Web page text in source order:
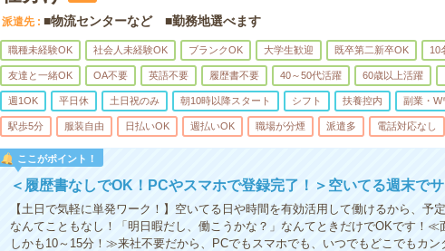
派遣先 ■物流センターなど ■勤務地選べます
職種未経験OK 社会人未経験OK ブランクOK 大学生歓迎 既卒第二新卒OK 10
友達と一緒OK OA不要 英語不要 履歴書不要 40～50代活躍 60歳以上活躍
週1OK 平日休 土日祝のみ 朝10時以降スタート シフト 扶養控内 副業・W
駅歩5分 服装自由 日払いOK 週払いOK 職場が分煙 派遣多 電話対応なし
ここがポイント！
＜履歴書なしでOK！PCやスマホで登録完了！＞空いてる週末でサ
【土日で気軽に単発ワーク！】空いてる日や時間を有効活用して働けるから、予
なんてこともなし！「明日暇だし、働こうかな？」なんてときだけでOKです！≪
しかも10～15分！≫来社不要だから、PCでもスマホでも、いつでもどこでもカン